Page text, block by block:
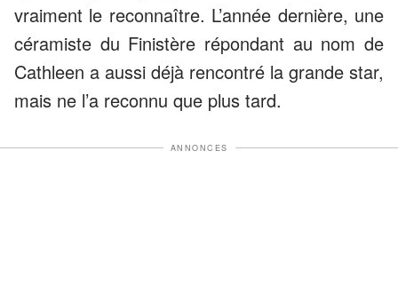
vraiment le reconnaître. L’année dernière, une
céramiste du Finistère répondant au nom de
Cathleen a aussi déjà rencontré la grande star,
mais ne l’a reconnu que plus tard.
ANNONCES